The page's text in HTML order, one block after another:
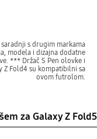
s drugim markama
modela i dizajna dodatne
*** Držač S Pen olovke i
Z Fold4 su kompatibilni sa
ovom futrolom.
za Galaxy Z Fold5